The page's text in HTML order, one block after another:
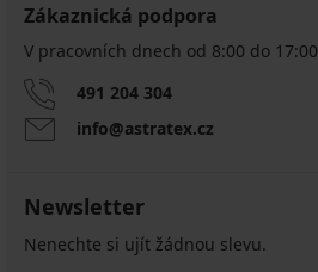
Zákaznická podpora
V pracovních dnech od 8:00 do 17:00
491 204 304
info@astratex.cz
Newsletter
Nenechte si ujít žádnou slevu.